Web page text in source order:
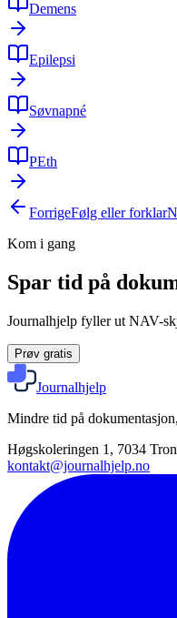
Demens
Epilepsi
Søvnapné
PEth
ForrigeFølg eller forklar
Kom i gang
Spar tid på
Journalhjelp fyller ut NAV-
Prøv gratis
Journalhjelp
Mindre tid på
Høgskoleringen 1, 7034
kontakt@journalhjelp.no